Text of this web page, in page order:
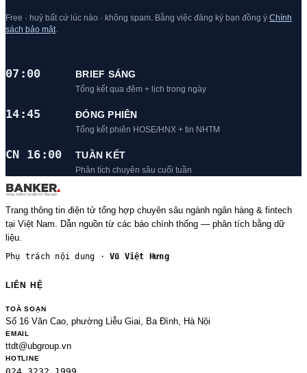
Free · huỷ bất cứ lúc nào · không spam. Bằng việc đăng ký bạn đồng ý Chính
sách bảo mật.
07:00 BRIEF SÁNG
Tổng kết qua đêm + lịch trong ngày
14:45 ĐÓNG PHIÊN
Tổng kết phiên HOSE/HNX + tin NHTM
CN 16:00 TUẦN KẾT
Phân tích chuyên sâu cuối tuần
Trang thông tin điện tử tổng hợp chuyên sâu ngành ngân hàng & fintech
tại Việt Nam. Dẫn nguồn từ các báo chính thống — phân tích bằng dữ
liệu.
Phụ trách nội dung ·Vũ Việt Hưng
LIÊN HỆ
TOÀ SOẠN
Số 16 Văn Cao, phường Liễu Giai, Ba Đình, Hà Nội
EMAIL
ttdt@ubgroup.vn
HOTLINE